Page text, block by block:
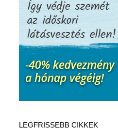
LEGFRISSEBB CIKKEK